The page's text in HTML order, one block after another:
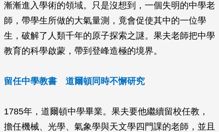
漸漸進入學術的領域。只是沒想到，一個失明的中學老
師，帶學生所做的大氣量測，竟會促使其中的一位學
生，破解了人類千年的原子探索之謎。果夫老師把中學
教育的科學啟蒙，帶到登峰造極的境界。
留任中學教書 道爾頓同時不懈研究
1785年，道爾頓中學畢業。果夫要他繼續留校任教，
擔任機械、光學、氣象學與天文學四門課的老師，並且